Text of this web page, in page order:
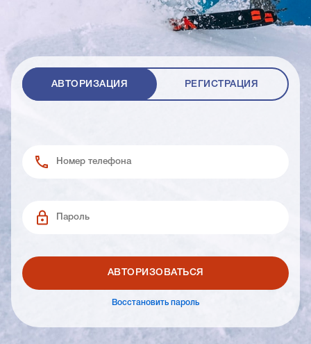
АВТОРИЗАЦИЯ РЕГИСТРАЦИЯ
АВТОРИЗОВАТЬСЯ
Восстановить пароль